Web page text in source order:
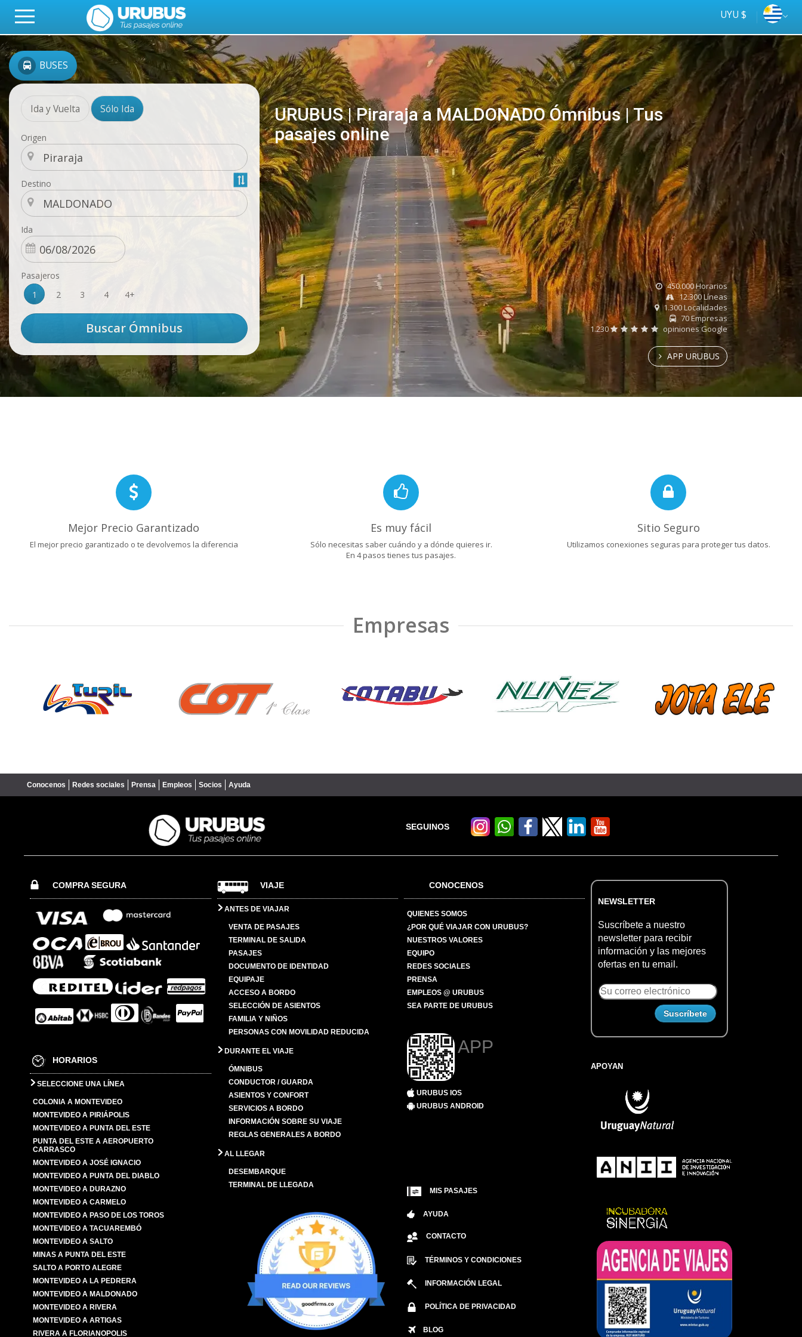
UYU $
BUSES
Ida y Vuelta Sólo Ida
Origen
Destino
Ida
Pasajeros
1
2 3 4 4+
URUBUS | Piraraja a MALDONADO Ómnibus | Tus
pasajes online
online
Tus
ómnibus
450.000 Horarios
12.300 Líneas
1.300 Localidades
70 Empresas
1.230
opiniones Google
APP URUBUS
Mejor Precio Garantizado
El mejor precio garantizado o te devolvemos la diferencia
Es muy fácil
Sólo necesitas saber cuándo y a dónde quieres ir.
En 4 pasos tienes tus pasajes.
Sitio Seguro
Utilizamos conexiones seguras para proteger tus datos.
Empresas
Conocenos Redes sociales Prensa Empleos Socios Ayuda
SEGUINOS
COMPRA SEGURA
HORARIOS
SELECCIONE UNA LÍNEA
COLONIA A MONTEVIDEO
MONTEVIDEO A PIRIÁPOLIS
MONTEVIDEO A PUNTA DEL ESTE
PUNTA DEL ESTE A AEROPUERTO
CARRASCO
MONTEVIDEO A JOSÉ IGNACIO
MONTEVIDEO A PUNTA DEL DIABLO
MONTEVIDEO A DURAZNO
MONTEVIDEO A CARMELO
MONTEVIDEO A PASO DE LOS TOROS
MONTEVIDEO A TACUAREMBÓ
MONTEVIDEO A SALTO
MINAS A PUNTA DEL ESTE
SALTO A PORTO ALEGRE
MONTEVIDEO A LA PEDRERA
MONTEVIDEO A MALDONADO
MONTEVIDEO A RIVERA
MONTEVIDEO A ARTIGAS
RIVERA A FLORIANOPOLIS
VIAJE
ANTES DE VIAJAR
VENTA DE PASAJES
TERMINAL DE SALIDA
PASAJES
DOCUMENTO DE IDENTIDAD
EQUIPAJE
ACCESO A BORDO
SELECCIÓN DE ASIENTOS
FAMILIA Y NIÑOS
PERSONAS CON MOVILIDAD REDUCIDA
DURANTE EL VIAJE
ÓMNIBUS
CONDUCTOR / GUARDA
ASIENTOS Y CONFORT
SERVICIOS A BORDO
INFORMACIÓN SOBRE SU VIAJE
REGLAS GENERALES A BORDO
AL LLEGAR
DESEMBARQUE
TERMINAL DE LLEGADA
CONOCENOS
QUIENES SOMOS
¿POR QUÉ VIAJAR CON URUBUS?
NUESTROS VALORES
EQUIPO
REDES SOCIALES
PRENSA
EMPLEOS @ URUBUS
SEA PARTE DE URUBUS
APP
URUBUS IOS
URUBUS ANDROID
MIS PASAJES
AYUDA
CONTACTO
TÉRMINOS Y CONDICIONES
INFORMACIÓN LEGAL
POLÍTICA DE PRIVACIDAD
BLOG
NEWSLETTER
Suscríbete a nuestro
newsletter para recibir
información y las mejores
ofertas en tu email.
APOYAN